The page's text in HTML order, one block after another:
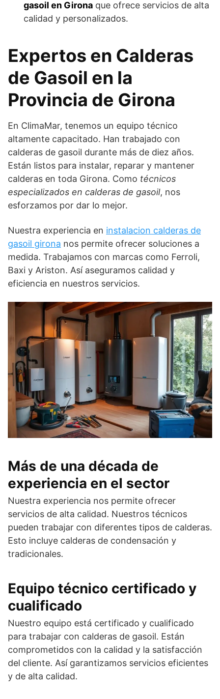
gasoil en Girona que ofrece servicios de alta
calidad y personalizados.
Expertos en Calderas
de Gasoil en la
Provincia de Girona
En ClimaMar, tenemos un equipo técnico
altamente capacitado. Han trabajado con
calderas de gasoil durante más de diez años.
Están listos para instalar, reparar y mantener
calderas en toda Girona. Como técnicos
especializados en calderas de gasoil, nos
esforzamos por dar lo mejor.
Nuestra experiencia en instalacion calderas de
gasoil girona nos permite ofrecer soluciones a
medida. Trabajamos con marcas como Ferroli,
Baxi y Ariston. Así aseguramos calidad y
eficiencia en nuestros servicios.
Más de una década de
experiencia en el sector
Nuestra experiencia nos permite ofrecer
servicios de alta calidad. Nuestros técnicos
pueden trabajar con diferentes tipos de calderas.
Esto incluye calderas de condensación y
tradicionales.
Equipo técnico certificado y
cualificado
Nuestro equipo está certificado y cualificado
para trabajar con calderas de gasoil. Están
comprometidos con la calidad y la satisfacción
del cliente. Así garantizamos servicios eficientes
y de alta calidad.